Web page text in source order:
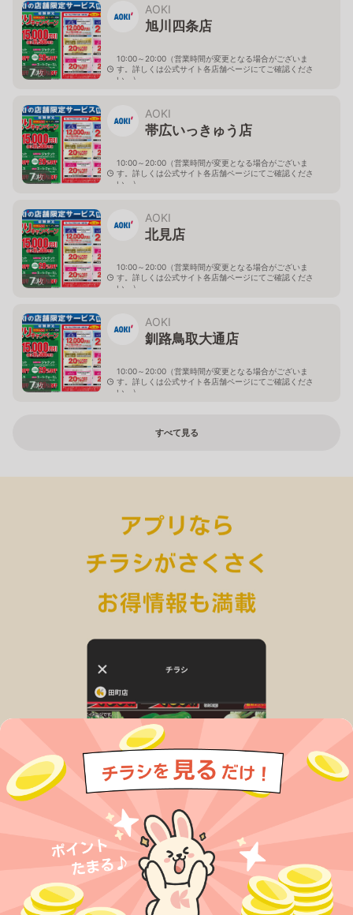
7枚
AOKI
旭川四条店
10:00～20:00（営業時間が変更となる場合がございま
す。詳しくは公式サイト各店舗ページにてご確認くださ
い。）
7枚
AOKI
帯広いっきゅう店
10:00～20:00（営業時間が変更となる場合がございま
す。詳しくは公式サイト各店舗ページにてご確認くださ
い。）
7枚
AOKI
北見店
10:00～20:00（営業時間が変更となる場合がございま
す。詳しくは公式サイト各店舗ページにてご確認くださ
い。）
7枚
AOKI
釧路鳥取大通店
10:00～20:00（営業時間が変更となる場合がございま
す。詳しくは公式サイト各店舗ページにてご確認くださ
い。）
すべて見る